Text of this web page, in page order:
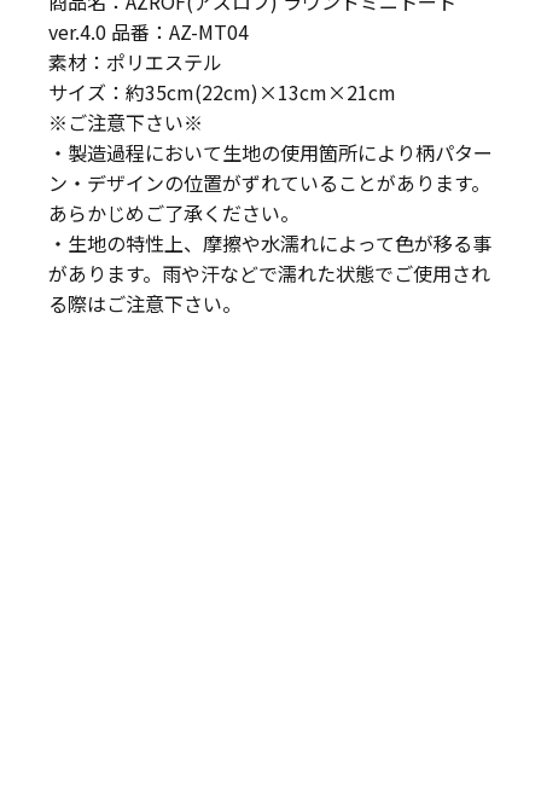
ver.4.0 品番：AZ-MT04
素材：ポリエステル
サイズ：約35cm(22cm)×13cm×21cm
※ご注意下さい※
・製造過程において生地の使用箇所により柄パター
ン・デザインの位置がずれていることがあります。
あらかじめご了承ください。
・生地の特性上、摩擦や水濡れによって色が移る事
があります。雨や汗などで濡れた状態でご使用され
る際はご注意下さい。